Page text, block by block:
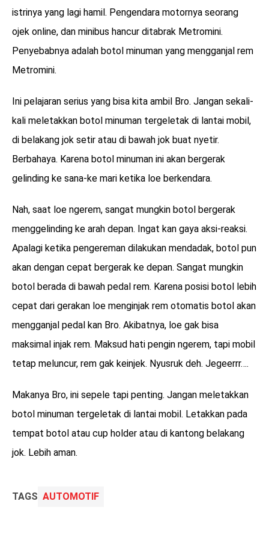
istrinya yang lagi hamil. Pengendara motornya seorang
ojek online, dan minibus hancur ditabrak Metromini.
Penyebabnya adalah botol minuman yang mengganjal rem
Metromini.
Ini pelajaran serius yang bisa kita ambil Bro. Jangan sekali-
kali meletakkan botol minuman tergeletak di lantai mobil,
di belakang jok setir atau di bawah jok buat nyetir.
Berbahaya. Karena botol minuman ini akan bergerak
gelinding ke sana-ke mari ketika loe berkendara.
Nah, saat loe ngerem, sangat mungkin botol bergerak
menggelinding ke arah depan. Ingat kan gaya aksi-reaksi.
Apalagi ketika pengereman dilakukan mendadak, botol pun
akan dengan cepat bergerak ke depan. Sangat mungkin
botol berada di bawah pedal rem. Karena posisi botol lebih
cepat dari gerakan loe menginjak rem otomatis botol akan
mengganjal pedal kan Bro. Akibatnya, loe gak bisa
maksimal injak rem. Maksud hati pengin ngerem, tapi mobil
tetap meluncur, rem gak keinjek. Nyusruk deh. Jegeerrr….
Makanya Bro, ini sepele tapi penting. Jangan meletakkan
botol minuman tergeletak di lantai mobil. Letakkan pada
tempat botol atau cup holder atau di kantong belakang
jok. Lebih aman.
TAGS AUTOMOTIF